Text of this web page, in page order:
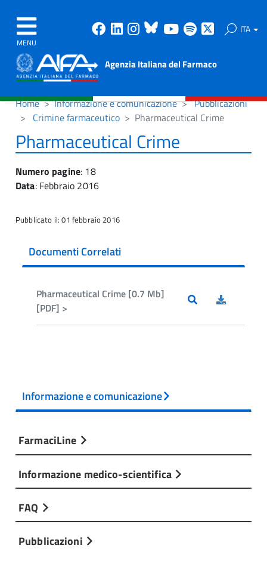
MENU
Facebook
Linkedin
Instagram
Bluesky
Youtube
Spotify ITA
Agenzia Italiana del Farmaco
Home Informazione e comunicazione
Pubblicazioni
Crimine farmaceutico
Pharmaceutical Crime
Pharmaceutical Crime
Numero pagine: 18
Data: Febbraio 2016
Pubblicato il: 01 febbraio 2016
Documenti Correlati
Pharmaceutical Crime [0.7 Mb]
[PDF] >
Informazione e comunicazione
FarmaciLine
Informazione medico-scientifica
FAQ
Pubblicazioni